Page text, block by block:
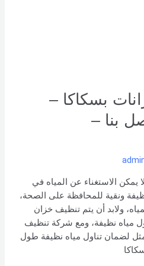
بسكاكا –
اتصل بنا –
الاستغناء عن المياه في
ونقية للمحافظة على الصحة،
ولابد أن يتم تنظيف خزان
مياه نظيفة، ومع شركة تنظيف
لضمان تناول مياه نظيفة طول